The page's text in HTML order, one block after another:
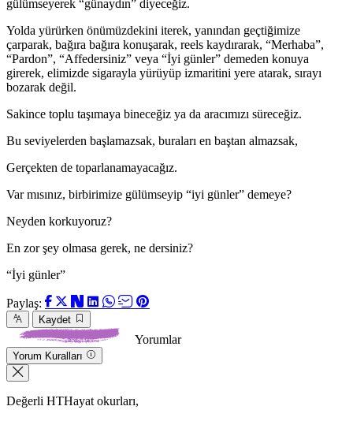
gülümseyerek “günaydın” diyeceğiz.
Yolda yürürken önümüzdekini iterek, yanından geçtiğimize
çarparak, bağıra bağıra konuşarak, reels kaydırarak, “Merhaba”,
“Pardon”, “Affedersiniz” veya “İyi günler” demeden konuya
girerek, elimizde sigarayla yürüyüp izmaritini yere atarak, sırayı
bozarak değil.
Sakince toplu taşımaya bineceğiz ya da aracımızı süreceğiz.
Bu seviyelerden başlamazsak, buraları en baştan almazsak,
Gerçekten de toparlanamayacağız.
Var mısınız, birbirimize gülümseyip “iyi günler” demeye?
Neyden korkuyoruz?
En zor şey olmasa gerek, ne dersiniz?
“İyi günler”
Paylaş:
Kaydet
Yorumlar
Yorum Kuralları
Değerli HTHayat okurları,